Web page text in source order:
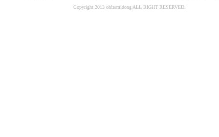
Copyright 2013 oh!zemidong ALL RIGHT RESERVED.